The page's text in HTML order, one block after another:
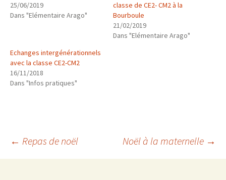
25/06/2019
Dans "Elémentaire Arago"
classe de CE2- CM2 à la
Bourboule
21/02/2019
Dans "Elémentaire Arago"
Echanges intergénérationnels
avec la classe CE2-CM2
16/11/2018
Dans "Infos pratiques"
Navigation
← Repas de noël Noël à la maternelle →